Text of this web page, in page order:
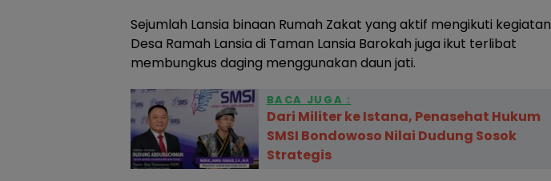
Sejumlah Lansia binaan Rumah Zakat yang aktif mengikuti kegiatan
Desa Ramah Lansia di Taman Lansia Barokah juga ikut terlibat
membungkus daging menggunakan daun jati.
BACA JUGA :
Dari Militer ke Istana, Penasehat Hukum
SMSI Bondowoso Nilai Dudung Sosok
Strategis